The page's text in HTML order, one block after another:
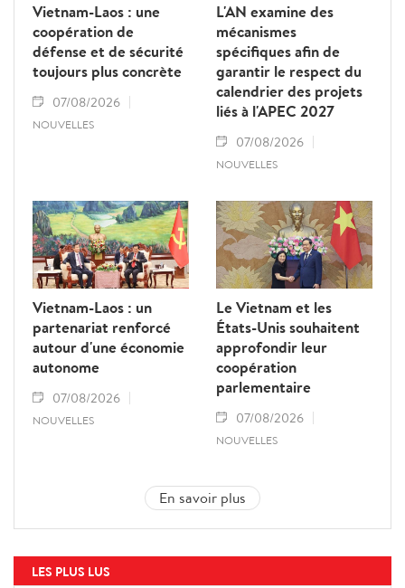
Vietnam-Laos : une
coopération de
défense et de sécurité
toujours plus concrète
07/08/2026
NOUVELLES
L'AN examine des
mécanismes
spécifiques afin de
garantir le respect du
calendrier des projets
liés à l'APEC 2027
07/08/2026
NOUVELLES
Vietnam-Laos : un
partenariat renforcé
autour d'une économie
autonome
07/08/2026
NOUVELLES
Le Vietnam et les
États-Unis souhaitent
approfondir leur
coopération
parlementaire
07/08/2026
NOUVELLES
En savoir plus
LES PLUS LUS